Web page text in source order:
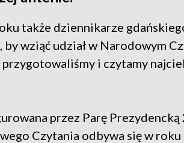
także dziennikarze
by wziąć udział w Narodowym
i czytamy
przez Parę
Czytania odbywa się w